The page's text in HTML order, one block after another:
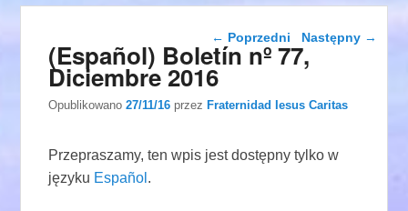
Nawigacja wpisu
← Poprzedni Następny →
(Español) Boletín nº 77,
Diciembre 2016
Opublikowano27/11/16 przezFraternidad Iesus Caritas
Przepraszamy, ten wpis jest dostępny tylko w
języku Español .